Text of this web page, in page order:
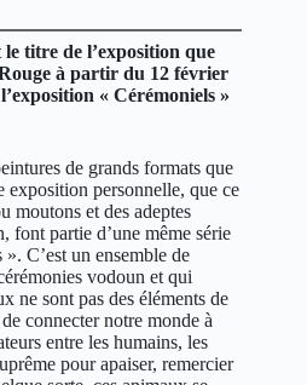
titre de l’exposition que
à partir du 12 février
« Cérémoniels »
de grands formats que
exposition personnelle, que ce
moutons et des adeptes
font partie d’une même série
C’est un ensemble de
vodoun et qui
ne sont pas des éléments de
connecter notre monde à
entre les humains, les
pour apaiser, remercier